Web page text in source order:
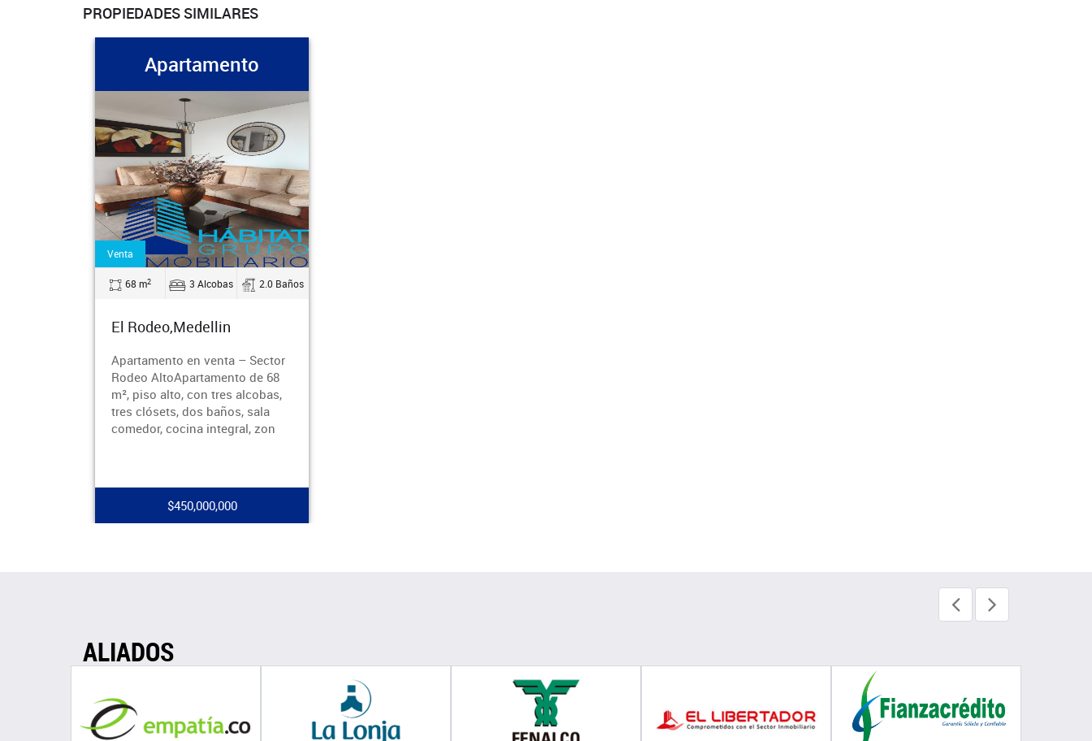
PROPIEDADES SIMILARES
Apartamento
Venta
68 m2 3 Alcobas 2.0 Baños
El Rodeo,Medellin
Apartamento en venta – Sector
Rodeo AltoApartamento de 68
m², piso alto, con tres alcobas,
tres clósets, dos baños, sala
comedor, cocina integral, zon
$450,000,000
ALIADOS